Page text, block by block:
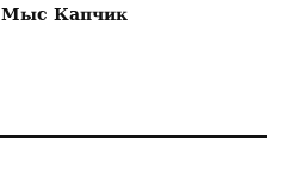
Мыс Капчик